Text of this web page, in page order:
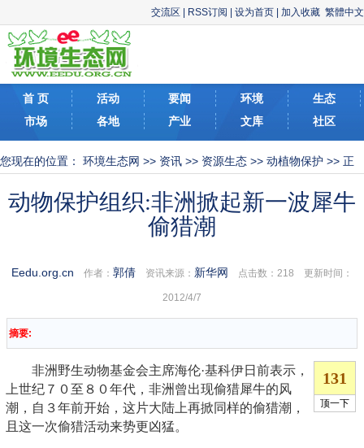
交流区 RSS订阅 设为首页 加入收藏 繁體中文
首 页 活动 要闻 环境
生态
市场
各地 产业 文库 社区
您现在的位置： 环境生态网 >> 资讯 >> 资源生态 >> 动植物保护 >> 正
动物保护组织:非洲掀起新一波犀牛
偷猎潮
Eedu.org.cn 作者： 郭倩资讯来源： 新华网 点击数： 218 更新时间：
2012/4/7
摘要:
非洲野生动物基金会主席海伦·基科伊日前表示，
上世纪７０至８０年代，非洲曾出现偷猎犀牛的风
潮，自３年前开始，这片大陆上再掀同样的偷猎潮，
且这一次偷猎活动来势更凶猛。